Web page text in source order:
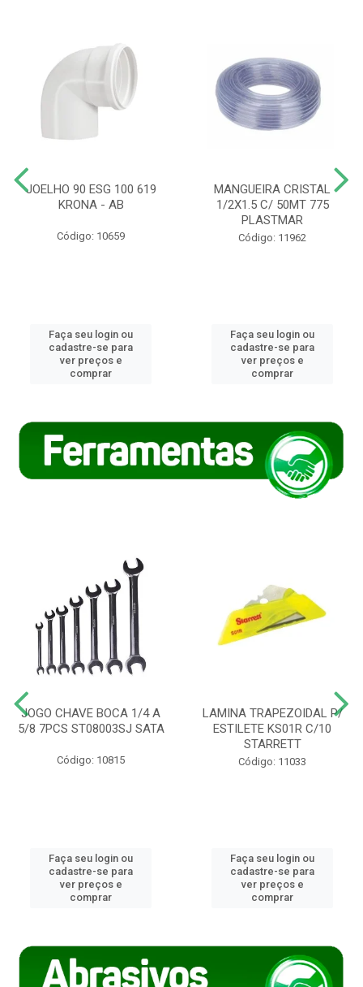
JOELHO 90 ESG 100 619
KRONA - AB
Código: 10659
Faça seu login ou
cadastre-se para
ver preços e
comprar
MANGUEIRA CRISTAL
1/2X1.5 C/ 50MT 775
PLASTMAR
Código: 11962
Faça seu login ou
cadastre-se para
ver preços e
comprar
JOGO CHAVE BOCA 1/4 A
5/8 7PCS ST08003SJ SATA
Código: 10815
Faça seu login ou
cadastre-se para
ver preços e
comprar
LAMINA TRAPEZOIDAL P/
ESTILETE KS01R C/10
STARRETT
Código: 11033
Faça seu login ou
cadastre-se para
ver preços e
comprar